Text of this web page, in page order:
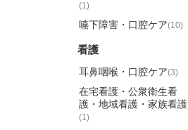
(1)
嚥下障害・口腔ケア(10)
看護
耳鼻咽喉・口腔ケア(3)
在宅看護・公衆衛生看
護・地域看護・家族看護
(1)